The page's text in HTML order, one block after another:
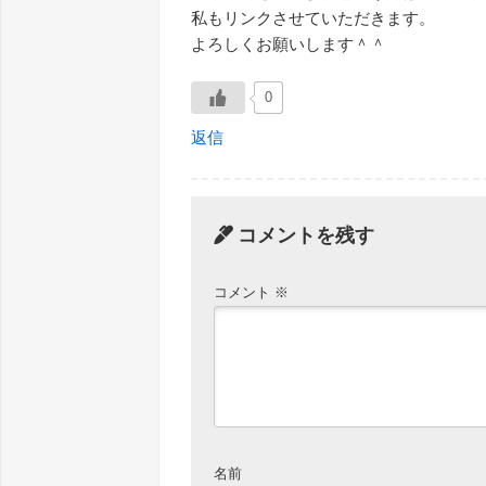
私もリンクさせていただきます。
よろしくお願いします＾＾
0
返信
コメントを残す
コメント ※
名前